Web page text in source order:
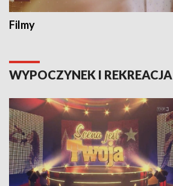
Filmy
WYPOCZYNEK I REKREACJA